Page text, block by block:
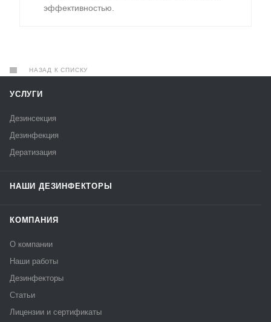
эффективностью.
НАЗАД К СПИСКУ
УСЛУГИ
Дезинсекция
Дезинфекция
Дератизация
НАШИ ДЕЗИНФЕКТОРЫ
КОМПАНИЯ
О компании
Наши работы
Дезинфекторы
Статьи
Лицензии и сертификаты